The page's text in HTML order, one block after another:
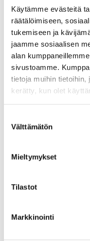
Käytämme evästeitä
räätälöimiseen,
tukemiseen ja
jaamme sosiaalisen
alan
sivustoamme.
tietoja muihin tietoihin,
kerätty, kun olet
valinta
Välttämätön
Mieltymykset
Tilastot
Markkinointi